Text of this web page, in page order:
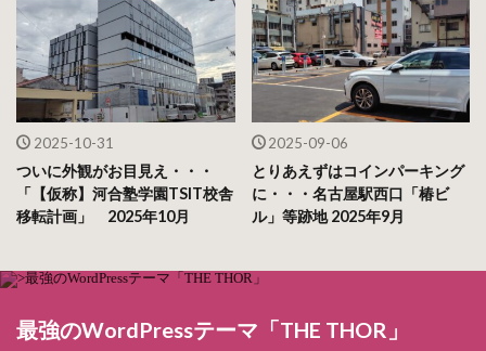
2025-10-31
ついに外観がお目見え・・・
「【仮称】河合塾学園TSIT校舎
移転計画」 2025年10月
2025-09-06
とりあえずはコインパーキング
に・・・名古屋駅西口「椿ビ
ル」等跡地 2025年9月
最強のWordPressテーマ「THE THOR」